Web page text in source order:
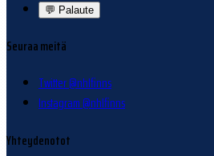
💬 Palaute
Seuraa meitä
Twitter @nhlfinns
Instagram @nhlfinns
Yhteydenotot